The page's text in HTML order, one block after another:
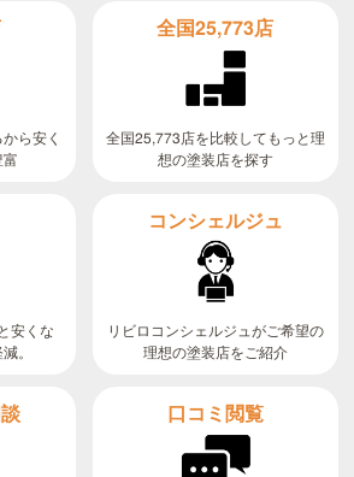
ら安く
全国25,773店
全国25,773店を比較してもっと理
想の塗装店を探す
安くな
。
コンシェルジュ
リビロコンシェルジュがご希望の
理想の塗装店をご紹介
口コミ閲覧